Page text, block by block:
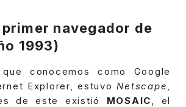
primer navegador de
1993)
conocemos como Google
Explorer, estuvoNetscape
de este existió MOSAIC
, el